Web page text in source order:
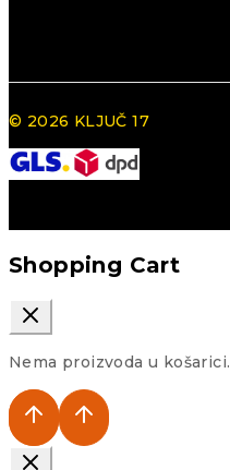
© 2026 KLJUČ 17
Shopping Cart
Nema proizvoda u košarici.